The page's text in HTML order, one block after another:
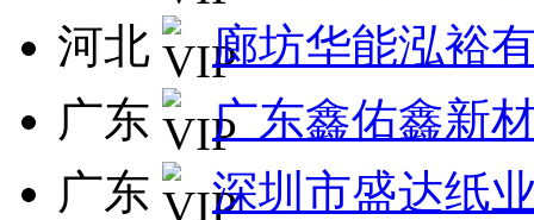
河北
廊坊华能泓裕
广东
广东鑫佑鑫新
广东
深圳市盛达纸